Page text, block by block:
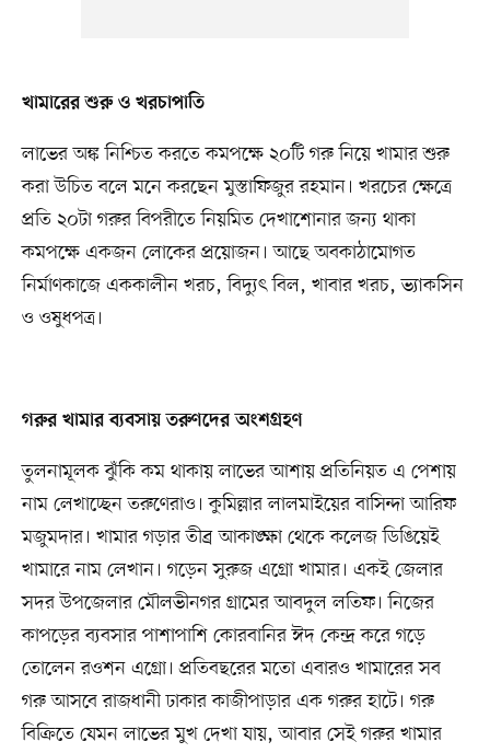
খামারের শুরু ও খরচাপাতি
লাভের অঙ্ক নিশ্চিত করতে কমপক্ষে ২০টি গরু নিয়ে খামার শুরু
করা উচিত বলে মনে করছেন মুস্তাফিজুর রহমান। খরচের ক্ষেত্রে
প্রতি ২০টা গরুর বিপরীতে নিয়মিত দেখাশোনার জন্য থাকা
কমপক্ষে একজন লোকের প্রয়োজন। আছে অবকাঠামোগত
নির্মাণকাজে এককালীন খরচ, বিদ্যুৎ বিল, খাবার খরচ, ভ্যাকসিন
ও ওষুধপত্র।
গরুর খামার ব্যবসায় তরুণদের অংশগ্রহণ
তুলনামূলক ঝুঁকি কম থাকায় লাভের আশায় প্রতিনিয়ত এ পেশায়
নাম লেখাচ্ছেন তরুণেরাও। কুমিল্লার লালমাইয়ের বাসিন্দা আরিফ
মজুমদার। খামার গড়ার তীব্র আকাঙ্ক্ষা থেকে কলেজ ডিঙিয়েই
খামারে নাম লেখান। গড়েন সুরুজ এগ্রো খামার। একই জেলার
সদর উপজেলার মৌলভীনগর গ্রামের আবদুল লতিফ। নিজের
কাপড়ের ব্যবসার পাশাপাশি কোরবানির ঈদ কেন্দ্র করে গড়ে
তোলেন রওশন এগ্রো। প্রতিবছরের মতো এবারও খামারের সব
গরু আসবে রাজধানী ঢাকার কাজীপাড়ার এক গরুর হাটে। গরু
বিক্রিতে যেমন লাভের মুখ দেখা যায়, আবার সেই গরুর খামার